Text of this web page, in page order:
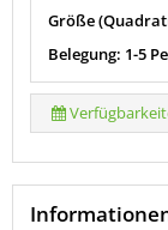
Größe
Belegung: 1-5